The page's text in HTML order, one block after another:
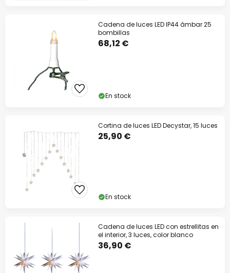
Cadena de luces LED IP44 ámbar 25
bombillas
68,12 €
En stock
Cortina de luces LED Decystar, 15 luces
25,90 €
En stock
Cadena de luces LED con estrellitas en
el interior, 3 luces, color blanco
36,90 €